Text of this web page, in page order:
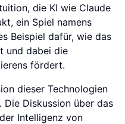
die KI wie Claude
ein Spiel namens
Beispiel dafür, wie das
und dabei die
fördert.
dieser Technologien
Diskussion über das
Intelligenz von